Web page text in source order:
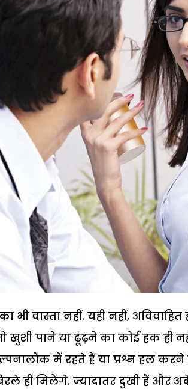
भी वास्ता नहीं. यही नहीं,
खुशी पाने या ढूंढ़ने का कोई हक ही
में रहते हैं या प्रश्न हल
ही मिलेंगे. ज्यादातर दुखी हैं और